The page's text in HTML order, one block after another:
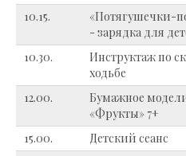
10.15.
«Потягушечки-
- зарядка для
10.30.
Инструктаж по
ходьбе
12.00.
Бумажное
«Фрукты» 7+
15.00.
Детский сеанс